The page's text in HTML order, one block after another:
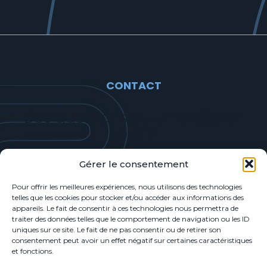
Gérer le consentement
Pour offrir les meilleures expériences, nous utilisons des technologies
telles que les cookies pour stocker et/ou accéder aux informations des
appareils. Le fait de consentir à ces technologies nous permettra de
traiter des données telles que le comportement de navigation ou les ID
uniques sur ce site. Le fait de ne pas consentir ou de retirer son
consentement peut avoir un effet négatif sur certaines caractéristiques
et fonctions.
CONTACT
Des questions ou un projet en
tête ?
Écrivez-nous